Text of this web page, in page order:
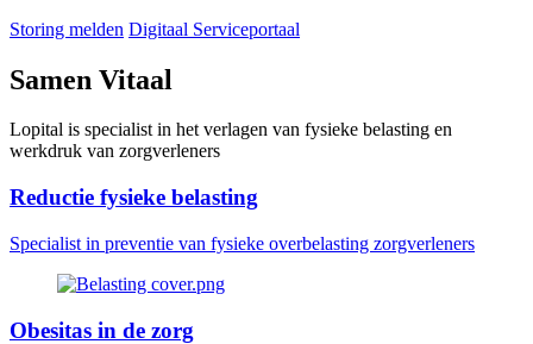
Storing melden Digitaal Serviceportaal
Samen Vitaal
Lopital is specialist in het verlagen van fysieke belasting en
werkdruk van zorgverleners
Reductie fysieke belasting
Specialist in preventie van fysieke overbelasting zorgverleners
Obesitas in de zorg